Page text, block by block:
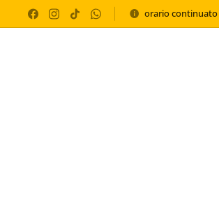
orario continuato